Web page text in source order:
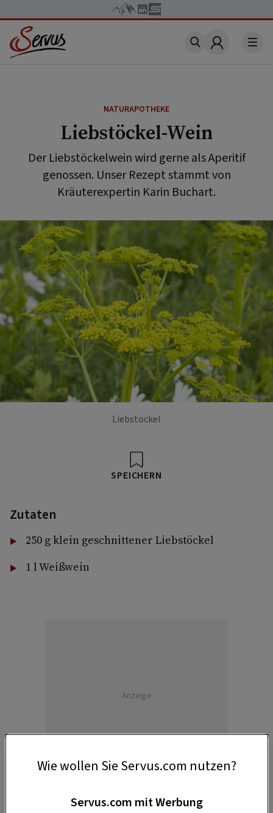
Account
NATURAPOTHEKE
Liebstöckel-Wein
Der Liebstöckelwein wird gerne als Aperitif
genossen. Unser Rezept stammt von
Kräuterexpertin Karin Buchart.
Foto: Getty Images
Liebstöckel
SPEICHERN
Zutaten
250 g klein geschnittener Liebstöckel
1 l Weißwein
Anzeige
Wie wollen Sie Servus.com nutzen?
Servus.com mit Werbung